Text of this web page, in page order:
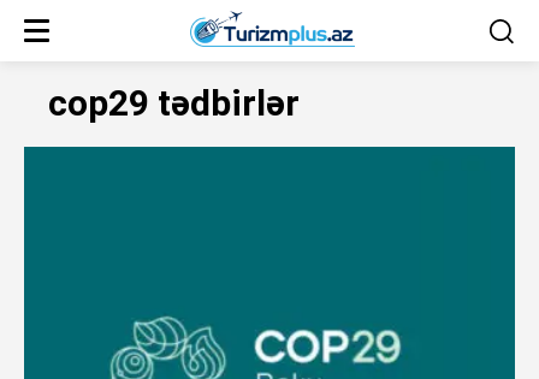
cop29 tədbirlər